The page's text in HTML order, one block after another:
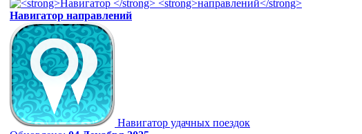
Навигатор направлений
Навигатор удачных поездок